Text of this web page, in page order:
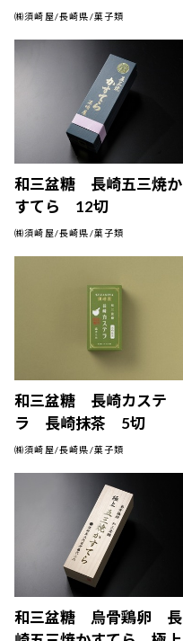
㈱須崎屋/長崎県/菓子類
和三盆糖 長崎五三焼か
すてら 12切
㈱須崎屋/長崎県/菓子類
和三盆糖 長崎カステ
ラ 長崎抹茶 5切
㈱須崎屋/長崎県/菓子類
和三盆糖 烏骨鶏卵 長